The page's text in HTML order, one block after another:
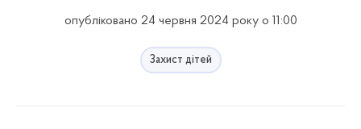
опубліковано 24 червня 2024 року о 11:00
Захист дітей